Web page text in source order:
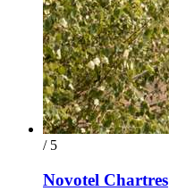
/ 5
Novotel Chartres